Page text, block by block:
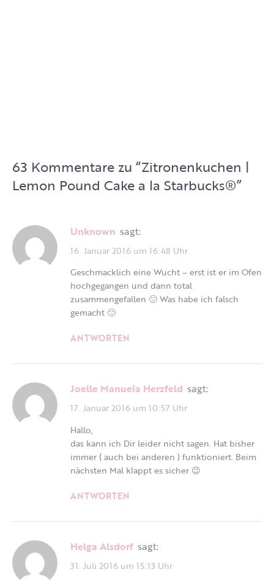
63 Kommentare zu “Zitronenkuchen |
Lemon Pound Cake a la Starbucks®”
Unknown sagt:
16. Januar 2016 um 16:48 Uhr
Geschmacklich eine Wucht – erst ist er im Ofen
hochgegangen und dann total
zusammengefallen 🙁 Was habe ich falsch
gemacht 🙁
ANTWORTEN
Joelle Manuela Herzfeld sagt:
17. Januar 2016 um 10:57 Uhr
Hallo,
das kann ich Dir leider nicht sagen. Hat bisher
immer ( auch bei anderen ) funktioniert. Beim
nächsten Mal klappt es sicher 😉
ANTWORTEN
Helga Alsdorf sagt:
31. Juli 2016 um 15:13 Uhr